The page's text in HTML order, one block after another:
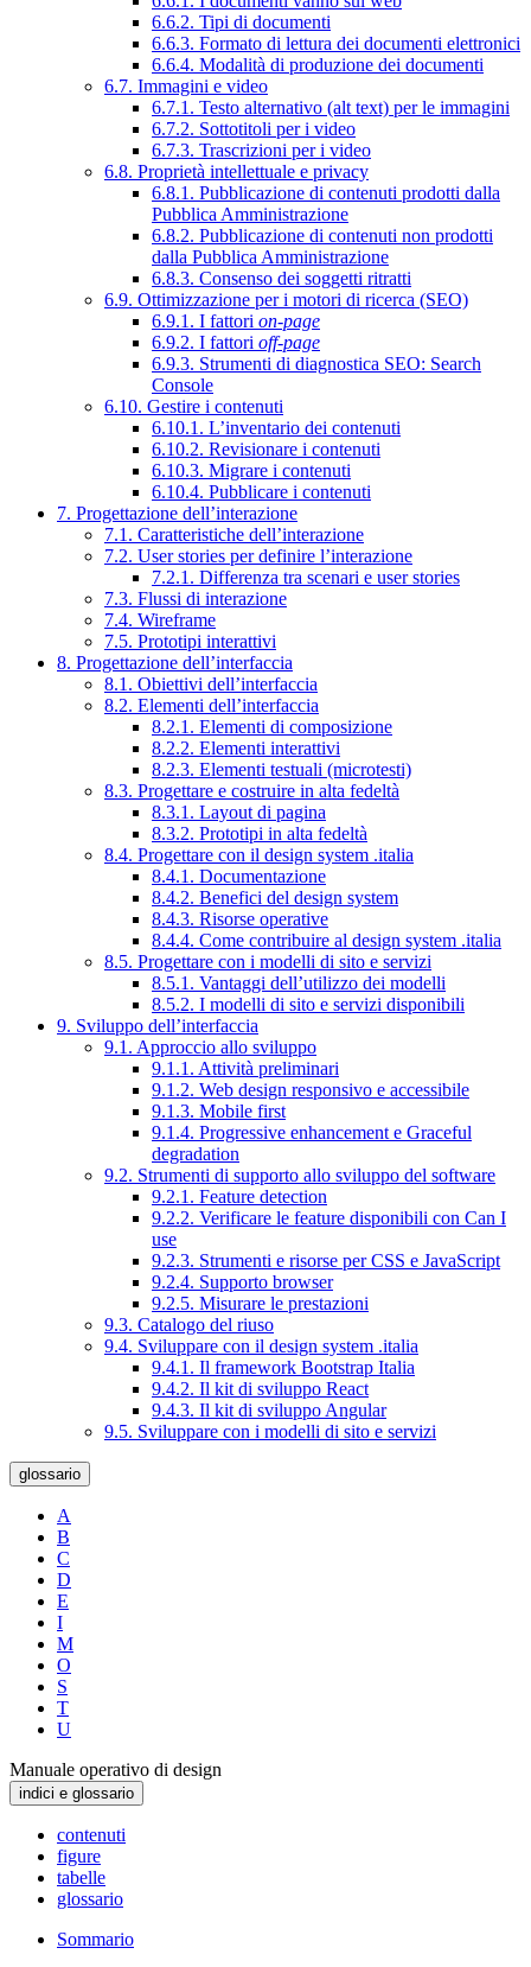
6.6.2. Tipi di documenti
6.6.3. Formato di lettura dei documenti elettronici
6.6.4. Modalità di produzione dei documenti
6.7. Immagini e video
6.7.1. Testo alternativo (alt text) per le immagini
6.7.2. Sottotitoli per i video
6.7.3. Trascrizioni per i video
6.8. Proprietà intellettuale e privacy
6.8.1. Pubblicazione di contenuti prodotti dalla
Pubblica Amministrazione
6.8.2. Pubblicazione di contenuti non prodotti
dalla Pubblica Amministrazione
6.8.3. Consenso dei soggetti ritratti
6.9. Ottimizzazione per i motori di ricerca (SEO)
6.9.1. I fattori on-page
6.9.2. I fattori off-page
6.9.3. Strumenti di diagnostica SEO: Search
Console
6.10. Gestire i contenuti
6.10.1. L’inventario dei contenuti
6.10.2. Revisionare i contenuti
6.10.3. Migrare i contenuti
6.10.4. Pubblicare i contenuti
7. Progettazione dell’interazione
7.1. Caratteristiche dell’interazione
7.2. User stories per definire l’interazione
7.2.1. Differenza tra scenari e user stories
7.3. Flussi di interazione
7.4. Wireframe
7.5. Prototipi interattivi
8. Progettazione dell’interfaccia
8.1. Obiettivi dell’interfaccia
8.2. Elementi dell’interfaccia
8.2.1. Elementi di composizione
8.2.2. Elementi interattivi
8.2.3. Elementi testuali (microtesti)
8.3. Progettare e costruire in alta fedeltà
8.3.1. Layout di pagina
8.3.2. Prototipi in alta fedeltà
8.4. Progettare con il design system .italia
8.4.1. Documentazione
8.4.2. Benefici del design system
8.4.3. Risorse operative
8.4.4. Come contribuire al design system .italia
8.5. Progettare con i modelli di sito e servizi
8.5.1. Vantaggi dell’utilizzo dei modelli
8.5.2. I modelli di sito e servizi disponibili
9. Sviluppo dell’interfaccia
9.1. Approccio allo sviluppo
9.1.1. Attività preliminari
9.1.2. Web design responsivo e accessibile
9.1.3. Mobile first
9.1.4. Progressive enhancement e Graceful
degradation
9.2. Strumenti di supporto allo sviluppo del software
9.2.1. Feature detection
9.2.2. Verificare le feature disponibili con Can I
use
9.2.3. Strumenti e risorse per CSS e JavaScript
9.2.4. Supporto browser
9.2.5. Misurare le prestazioni
9.3. Catalogo del riuso
9.4. Sviluppare con il design system .italia
9.4.1. Il framework Bootstrap Italia
9.4.2. Il kit di sviluppo React
9.4.3. Il kit di sviluppo Angular
9.5. Sviluppare con i modelli di sito e servizi
glossario
A
B
C
D
E
I
M
O
S
T
U
Manuale operativo di design
indici e glossario
contenuti
figure
tabelle
glossario
Sommario